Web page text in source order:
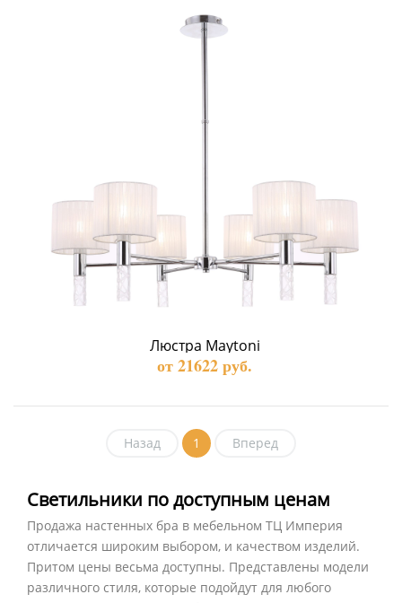
Люстра Maytoni
от 21622 руб.
Назад 1 Вперед
Светильники по доступным ценам
Продажа настенных бра в мебельном ТЦ Империя
отличается широким выбором, и качеством изделий.
Притом цены весьма доступны. Представлены модели
различного стиля, которые подойдут для любого